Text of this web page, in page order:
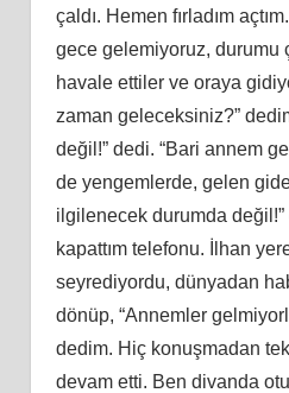
çaldı. Hemen fırladım
gece gelemiyoruz, durumu
havale ettiler ve oraya
zaman geleceksiniz?”
değil!” dedi. “Bari annem
de yengemlerde, gelen
ilgilenecek durumda değil!”
kapattım telefonu. İlhan
seyrediyordu, dünyadan
dönüp, “Annemler
dedim. Hiç konuşmadan
devam etti. Ben divanda